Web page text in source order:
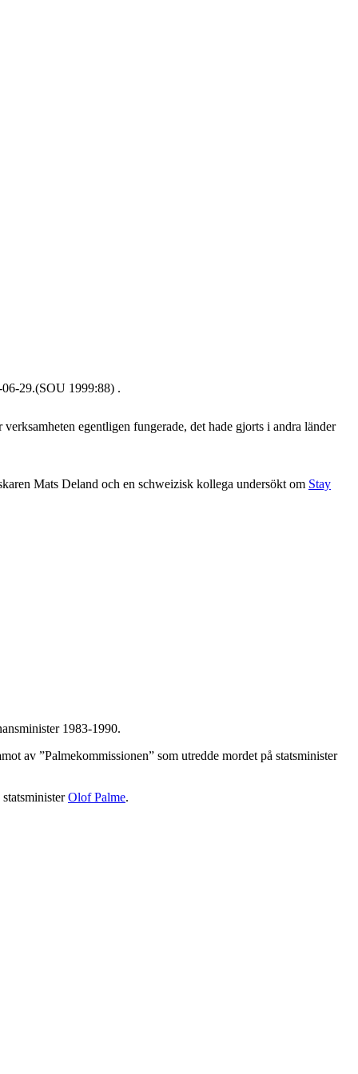
06-29.(SOU 1999:88) .
verksamheten egentligen fungerade, det hade gjorts i andra länder
Mats Deland och en schweizisk kollega undersökt om Stay
1983-1990.
av ”Palmekommissionen” som utredde mordet på statsminister
Olof Palme.